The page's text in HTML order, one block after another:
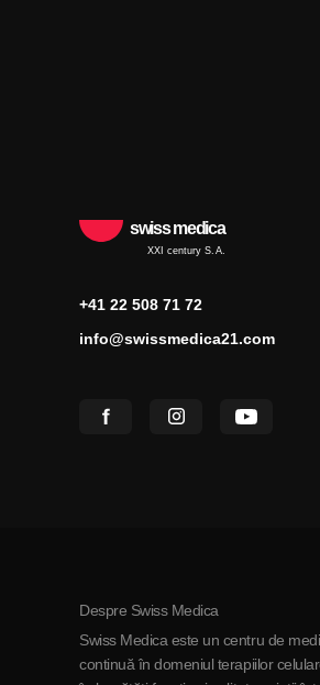
swiss medica
XXI century S.A.
+41 22 508 71 72
info@swissmedica21.com
Despre Swiss Medica
Swiss Medica este un centru de
continuă în domeniul terapiilor